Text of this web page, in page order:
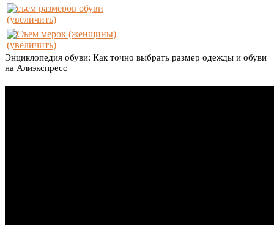
(увеличить)
(увеличить)
Энциклопедия обуви: Как точно выбрать размер одежды и обуви
на Алиэкспресс